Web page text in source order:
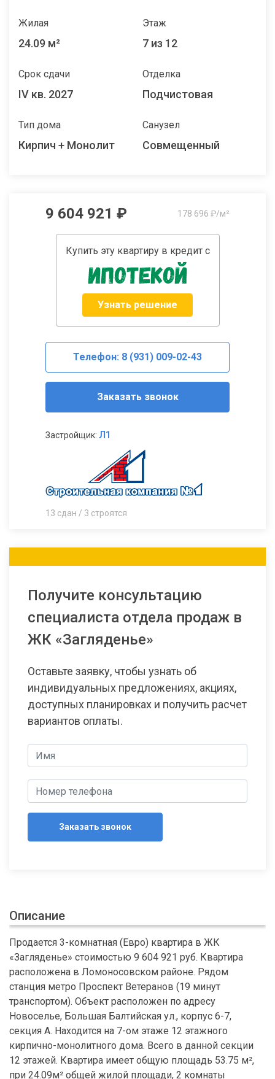
Жилая
24.09 м²
Этаж
7 из 12
Срок сдачи
IV кв. 2027
Отделка
Подчистовая
Тип дома
Кирпич + Монолит
Санузел
Совмещенный
9 604 921 ₽ 178 696 ₽/м²
Купить эту квартиру в кредит с
Узнать решение
Телефон: 8 (931) 009-02-43
Заказать звонок
Застройщик: Л1
13 сдан / 3 строятся
Получите консультацию
специалиста отдела продаж в
ЖК «Загляденье»
Оставьте заявку, чтобы узнать об
индивидуальных предложениях, акциях,
доступных планировках и получить расчет
вариантов оплаты.
Заказать звонок
Описание
Продается 3-комнатная (Евро) квартира в ЖК
«Загляденье» стоимостью 9 604 921 руб. Квартира
расположена в Ломоносовском районе. Рядом
станция метро Проспект Ветеранов (19 минут
транспортом). Объект расположен по адресу
Новоселье, Большая Балтийская ул., корпус 6-7,
секция А. Находится на 7-ом этаже 12 этажного
кирпично-монолитного дома. Всего в данной секции
12 этажей. Квартира имеет общую площадь 53.75 м²,
при 24.09м² общей жилой площади, 2 комнаты